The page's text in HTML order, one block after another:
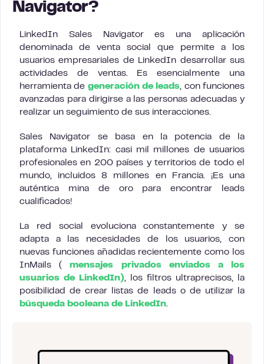
Navigator?
LinkedIn Sales Navigator es una aplicación
denominada de venta social que permite a los
usuarios empresariales de LinkedIn desarrollar sus
actividades de ventas. Es esencialmente una
herramienta de generación de leads, con funciones
avanzadas para dirigirse a las personas adecuadas y
realizar un seguimiento de sus interacciones.
Sales Navigator se basa en la potencia de la
plataforma LinkedIn: casi mil millones de usuarios
profesionales en 200 países y territorios de todo el
mundo, incluidos 8 millones en Francia. ¡Es una
auténtica mina de oro para encontrar leads
cualificados!
La red social evoluciona constantemente y se
adapta a las necesidades de los usuarios, con
nuevas funciones añadidas recientemente como los
InMails (mensajes privados enviados a los
usuarios de LinkedIn), los filtros ultraprecisos, la
posibilidad de crear listas de leads o de utilizar la
búsqueda booleana de LinkedIn.